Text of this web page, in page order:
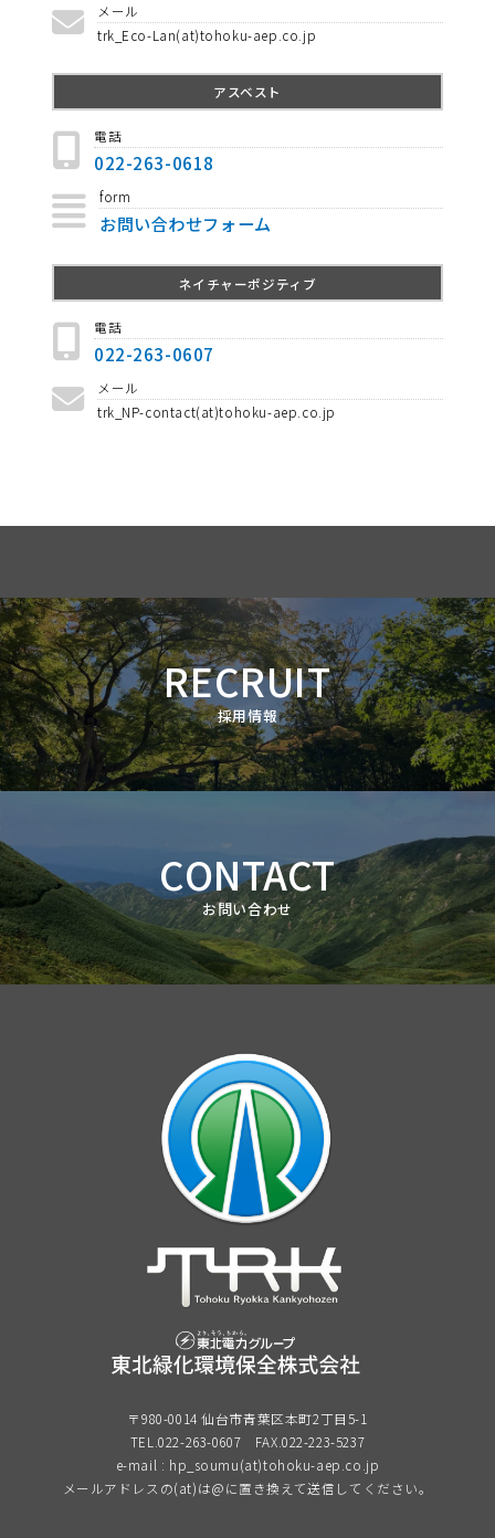
メール
trk_Eco-Lan(at)tohoku-aep.co.jp
アスベスト
電話
022-263-0618
form
お問い合わせフォーム
ネイチャーポジティブ
電話
022-263-0607
メール
trk_NP-contact(at)tohoku-aep.co.jp
RECRUIT
採用情報
CONTACT
お問い合わせ
〒980-0014 仙台市青葉区本町2丁目5-1
TEL.022-263-0607 FAX.022-223-5237
e-mail : hp_soumu(at)tohoku-aep.co.jp
メールアドレスの(at)は@に置き換えて送信してください。